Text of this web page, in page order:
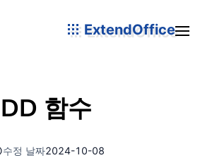
ExtendOffice
함수
수정 날짜2024-10-08